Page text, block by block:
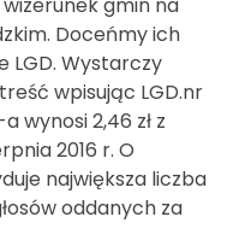
Doceńmy ich
LGD. Wystarczy
wpisując LGD.nr
wynosi 2,46 zł z
2016 r. O
największa liczba
oddanych za